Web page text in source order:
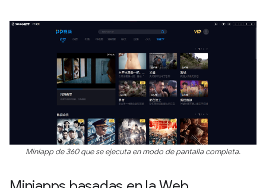
Miniapp de 360 que se ejecuta en modo de pantalla completa.